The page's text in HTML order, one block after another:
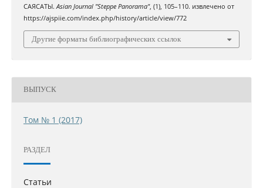
САЯСАТЫ.Asian Journal "Steppe Panorama", (1), 105–110. извлечено от
https://ajspiie.com/index.php/history/article/view/772
Другие форматы библиографических ссылок
ВЫПУСК
Том № 1 (2017)
РАЗДЕЛ
Статьи